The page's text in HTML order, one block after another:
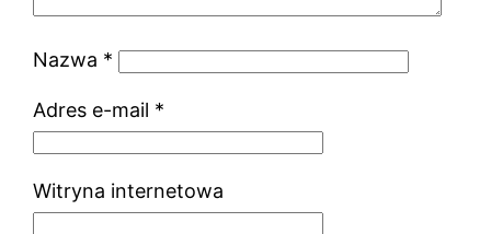
Nazwa *
Adres e-mail *
Witryna internetowa